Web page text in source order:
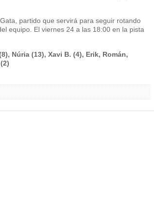
partido que servirá para seguir rotando
equipo. El viernes 24 a las 18:00 en la pista
Núria (13), Xavi B. (4), Erik, Román,